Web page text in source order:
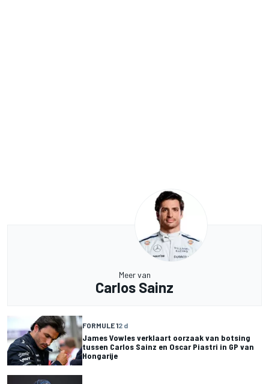
Meer van
Carlos Sainz
FORMULE 12 d
James Vowles verklaart oorzaak van botsing
tussen Carlos Sainz en Oscar Piastri in GP van
Hongarije